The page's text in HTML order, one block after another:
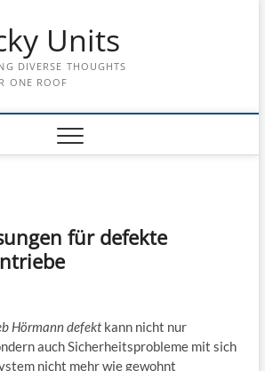
Units
DIVERSE THOUGHTS
ONE ROOF
für defekte
Hörmann defektkann nicht nur
auch Sicherheitsprobleme mit sich
nicht mehr wie gewohnt